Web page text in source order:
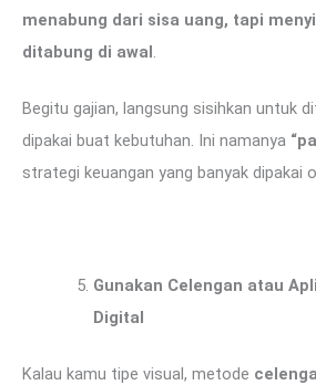
menabung dari sisa uang, tapi
ditabung di awal .
Begitu gajian, langsung sisihkan untuk
dipakai buat kebutuhan. Ini namanya
strategi keuangan yang banyak dipakai
Gunakan Celengan atau
Digital
Kalau kamu tipe visual, metode